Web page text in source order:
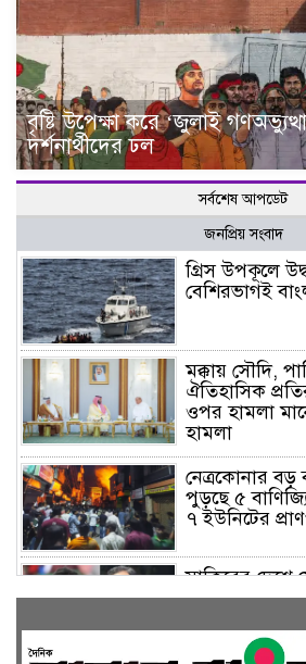
বৃষ্টি উপেক্ষা করে ‘জুলাই
দর্শনার্থীদের ঢল
সর্বশেষ আপডেট
জনপ্রিয় সংবাদ
গ্রিস উপকূলে
বেশিরভাগই
মক্কায় সৌদি,
ঐতিহাসিক
ওপর হামলা
হামলা
নেত্রকোনার
পুড়ছে ৫
৭ ইউনিটের
সাকিবের দেশে
ফেরার সম্ভাবনা